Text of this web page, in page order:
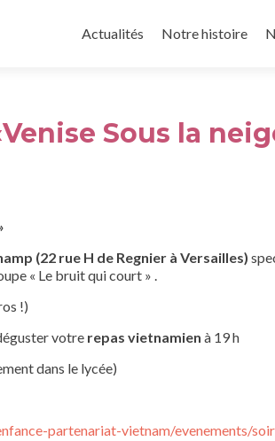
au
Actualités Notre histoire
Sous la
(22 rue H de Regnier à Versailles)
« Le bruit qui court » .
!)
votre repas vietnamien à 19 h
dans le lycée)
partenariat-vietnam/evenements/